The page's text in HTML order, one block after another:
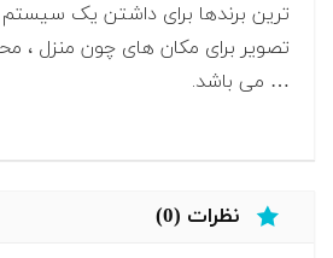
ترین برندها برای داشتن یک
تصویر برای مکان های چون منزل ،
… می باشد.
نظرات (0)